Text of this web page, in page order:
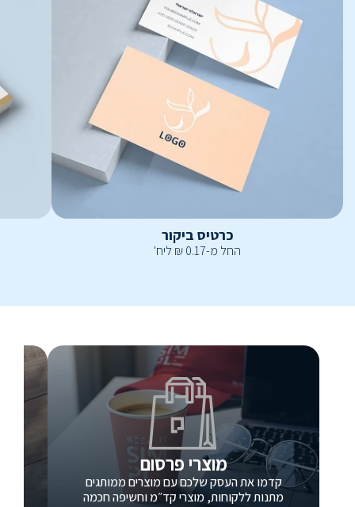
כרטיס ביקור
החל מ-0.17
₪ ליח'
מוצרי פרסום
קדמו את העסק שלכם עם מוצרים ממותגים
מתנות ללקוחות, מוצרי קד״מ וחשיפה חכמה